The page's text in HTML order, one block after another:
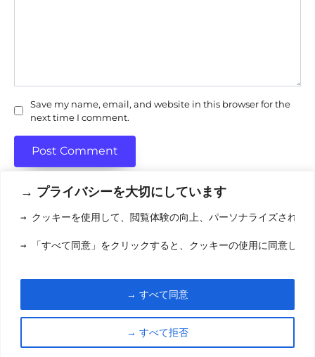
→ プライバシーを大切にしています
→ クッキーを使用して、閲覧体験の向上、パーソナライズされた
→ 「すべて同意」をクリックすると、クッキーの使用に同意した
→ すべて拒否
→ すべて同意
Save my name, email, and website in this browser for the
next time I comment.
利用規約(りようきやく
© 2026 eigamori.com